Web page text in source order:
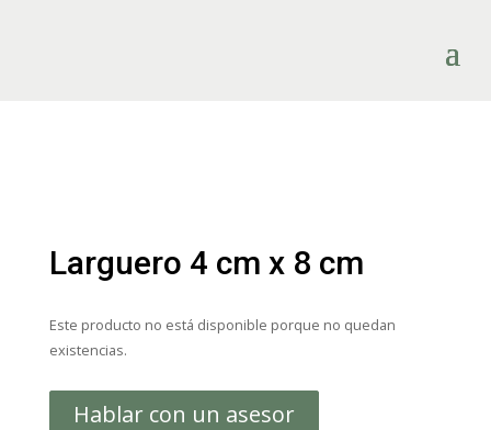
Larguero 4 cm x 8 cm
Este producto no está disponible porque no quedan
existencias.
Hablar con un asesor